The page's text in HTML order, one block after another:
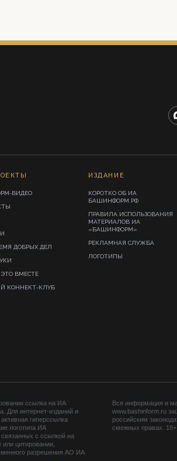
ВИДЕО
ДОБРЫХ ДЕЛ
ЭТО ВМЕСТЕ
КОННЕКТ-КЛУБ
ИЗДАНИЕ
КОРОТКО ОБ ИА
БАШИНФОРМ.РФ
ПРАВИЛА ИСПОЛЬЗОВАНИЯ
МАТЕРИАЛОВ ИА
«БАШИНФОРМ»
РЕКЛАМНАЯ СЛУЖБА
ЛОГОТИПЫ
ссылка на ИА
Для интернет-изданий и
гиперссылка
логотипа ИА
с ссылкой на
или цитировании,
разрешения АО ИА
Вся информация и
www.bashinform.ru
российским
смежных правах. 18+